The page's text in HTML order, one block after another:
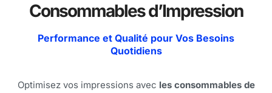
Consommables d’Impression
Performance et Qualité pour Vos Besoins
Quotidiens
Optimisez vos impressions avec les consommables de